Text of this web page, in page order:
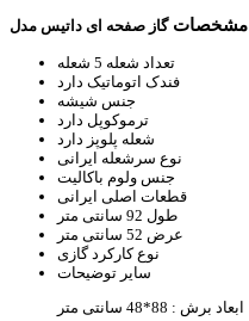
مشخصات
تعداد شعله 5 شعله
فندک اتوماتیک دارد
جنس شیشه
ترموکوپل دارد
شعله پلوپز دارد
نوع سرشعله ایرانی
جنس ولوم باکالیت
قطعات اصلی ایرانی
طول 92 سانتی متر
عرض 52 سانتی متر
نوع کارکردگازی
سایر توضیحات
ابعاد برش : 88*48 سانتی متر